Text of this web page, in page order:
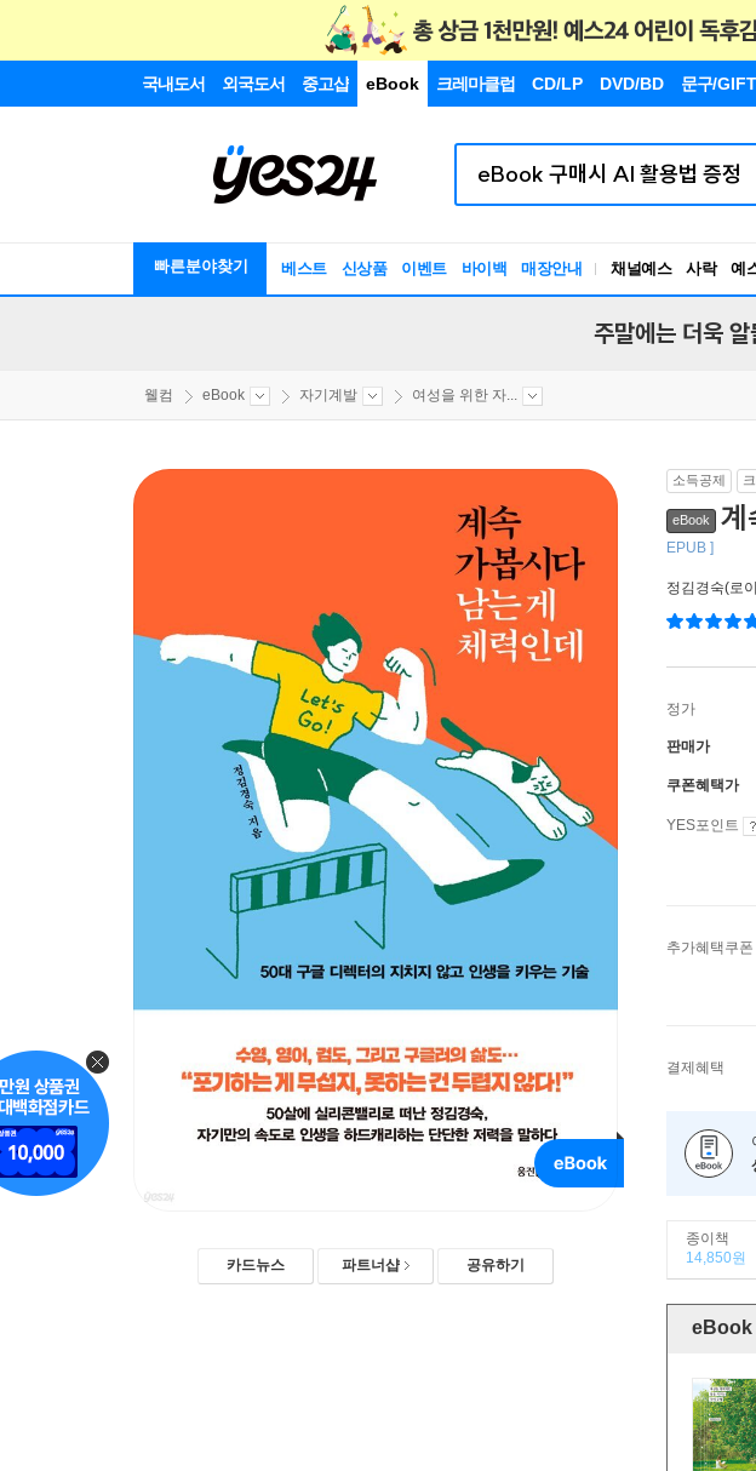
국내도서 외국도서 중고샵 eBook 크레마클럽 CD/LP DVD/BD 문구/GIFT
빠른분야찾기 베스트 신상품 이벤트 바이백 매장안내 채널예스 사락 예
주말에는 더욱
웰컴 eBook 자기계발 여성을 위한 자...
카드뉴스 파트너샵 공유하기
소득공제
eBook 계
EPUB ]
정김경숙(로
정가
판매가
쿠폰혜택가
YES포인트
추가혜택쿠폰
결제혜택
종이책
14,850원
eBook